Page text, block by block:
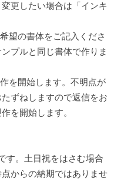
更したい場合は「インキ
望の書体をご記入くださ
プルと同じ書体で作りま
を開始します。不明点が
ずねしますので返信をお
を開始します。
す。土日祝をはさむ場合
からの納期ではありませ